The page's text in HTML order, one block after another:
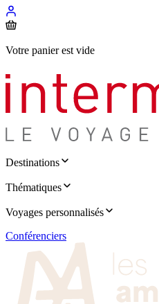
Votre panier est vide
Destinations
Thématiques
Voyages personnalisés
Conférenciers